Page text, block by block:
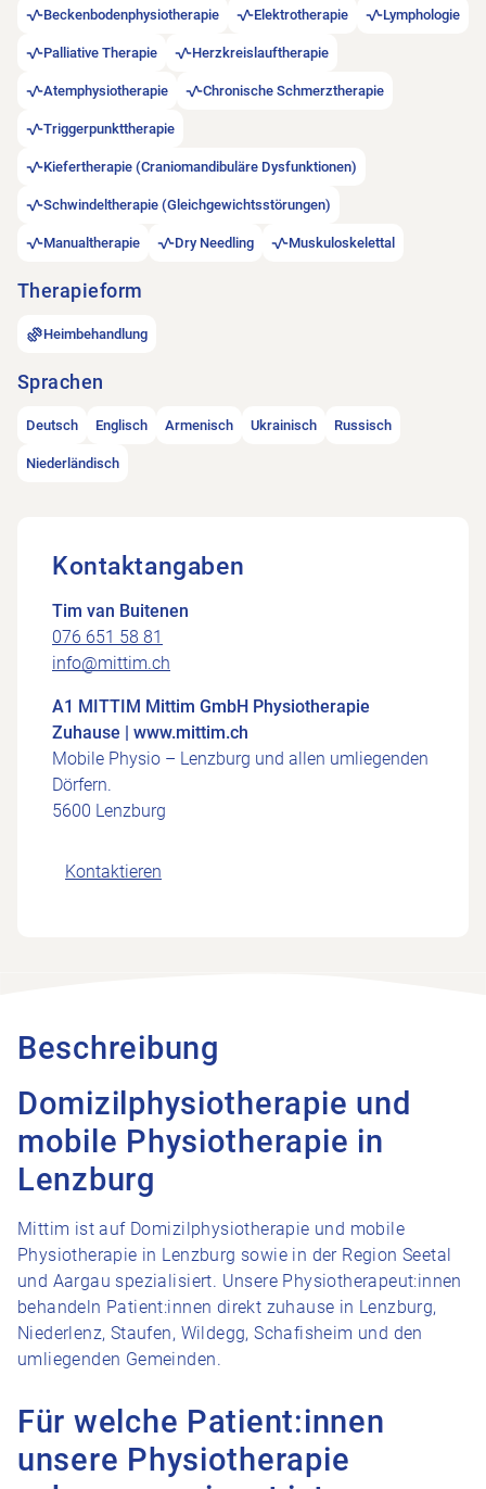
Beckenbodenphysiotherapie Elektrotherapie Lymphologie
Palliative Therapie Herzkreislauftherapie
Atemphysiotherapie Chronische Schmerztherapie
Triggerpunkttherapie
Kiefertherapie (Craniomandibuläre Dysfunktionen)
Schwindeltherapie (Gleichgewichtsstörungen)
Manualtherapie Dry Needling Muskuloskelettal
Therapieform
Heimbehandlung
Sprachen
Deutsch Englisch Armenisch Ukrainisch Russisch
Niederländisch
Kontaktangaben
Tim van Buitenen
076 651 58 81
info@mittim.ch
A1 MITTIM Mittim GmbH Physiotherapie
Zuhause | www.mittim.ch
Mobile Physio – Lenzburg und allen umliegenden
Dörfern.
5600 Lenzburg
Kontaktieren
Beschreibung
Domizilphysiotherapie und
mobile Physiotherapie in
Lenzburg
Mittim ist auf Domizilphysiotherapie und mobile
Physiotherapie in Lenzburg sowie in der Region Seetal
und Aargau spezialisiert. Unsere Physiotherapeut:innen
behandeln Patient:innen direkt zuhause in Lenzburg,
Niederlenz, Staufen, Wildegg, Schafisheim und den
umliegenden Gemeinden.
Für welche Patient:innen
unsere Physiotherapie